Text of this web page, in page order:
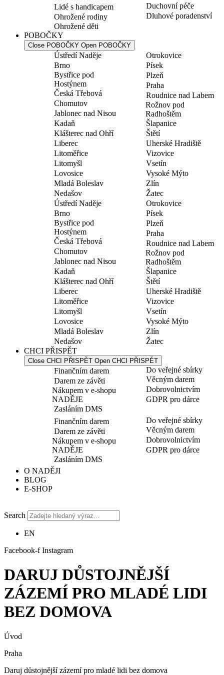
Lidé s handicapem
Ohrožené rodiny
Ohrožené děti
Duchovní péče
Dluhové poradenství
POBOČKY
Close POBOČKY Open POBOČKY
Ústředí Naděje
Brno
Bystřice pod
Hostýnem
Česká Třebová
Chomutov
Jablonec nad Nisou
Kadaň
Klášterec nad Ohří
Liberec
Litoměřice
Litomyšl
Lovosice
Mladá Boleslav
Nedašov
Otrokovice
Písek
Plzeň
Praha
Roudnice nad Labem
Rožnov pod
Radhoštěm
Šlapanice
Štětí
Uherské Hradiště
Vizovice
Vsetín
Vysoké Mýto
Zlín
Žatec
Ústředí Naděje
Brno
Bystřice pod
Hostýnem
Česká Třebová
Chomutov
Jablonec nad Nisou
Kadaň
Klášterec nad Ohří
Liberec
Litoměřice
Litomyšl
Lovosice
Mladá Boleslav
Nedašov
Otrokovice
Písek
Plzeň
Praha
Roudnice nad Labem
Rožnov pod
Radhoštěm
Šlapanice
Štětí
Uherské Hradiště
Vizovice
Vsetín
Vysoké Mýto
Zlín
Žatec
CHCI PŘISPĚT
Close CHCI PŘISPĚT Open CHCI PŘISPĚT
Finančním darem
Darem ze závěti
Nákupem v e-shopu
NADĚJE
Zasláním DMS
Do veřejné sbírky
Věcným darem
Dobrovolnictvím
GDPR pro dárce
Finančním darem
Darem ze závěti
Nákupem v e-shopu
NADĚJE
Zasláním DMS
Do veřejné sbírky
Věcným darem
Dobrovolnictvím
GDPR pro dárce
O NADĚJI
BLOG
E-SHOP
Search
EN
Facebook-f Instagram
DARUJ DŮSTOJNĚJŠÍ
ZÁZEMÍ PRO MLADÉ LIDI
BEZ DOMOVA
Úvod
Praha
Daruj důstojnější zázemí pro mladé lidi bez domova